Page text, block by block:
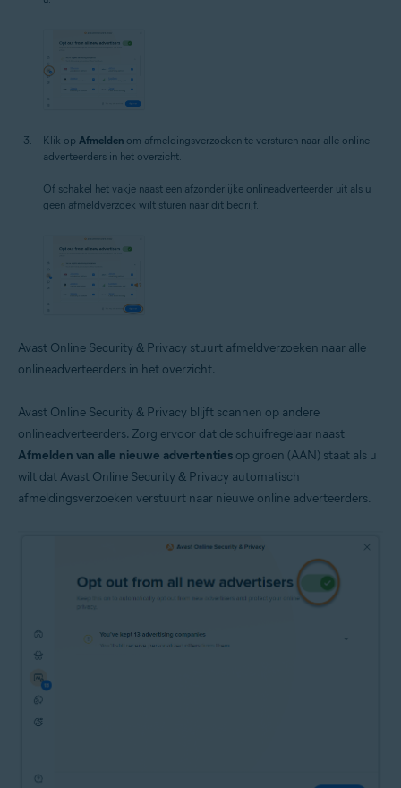
Klik op Afmelden om afmeldingsverzoeken te versturen naar alle online
adverteerders in het overzicht.
Of schakel het vakje naast een afzonderlijke onlineadverteerder uit als u
geen afmeldverzoek wilt sturen naar dit bedrijf.
Avast Online Security & Privacy stuurt afmeldverzoeken naar alle
onlineadverteerders in het overzicht.
Avast Online Security & Privacy blijft scannen op andere
onlineadverteerders. Zorg ervoor dat de schuifregelaar naast
Afmelden van alle nieuwe advertenties op groen (AAN) staat als u
wilt dat Avast Online Security & Privacy automatisch
afmeldingsverzoeken verstuurt naar nieuwe online adverteerders.